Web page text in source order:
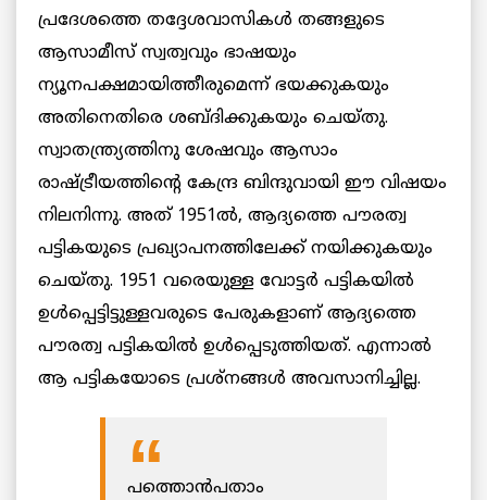
പ്രദേശത്തെ തദ്ദേശവാസികള്‍ തങ്ങളുടെ
ആസാമീസ് സ്വത്വവും ഭാഷയും
ന്യൂനപക്ഷമായിത്തീരുമെന്ന് ഭയക്കുകയും
അതിനെതിരെ ശബ്ദിക്കുകയും ചെയ്തു.
സ്വാതന്ത്ര്യത്തിനു ശേഷവും ആസാം
രാഷ്ട്രീയത്തിന്റെ കേന്ദ്ര ബിന്ദുവായി ഈ വിഷയം
നിലനിന്നു. അത് 1951ല്‍, ആദ്യത്തെ പൗരത്വ
പട്ടികയുടെ പ്രഖ്യാപനത്തിലേക്ക് നയിക്കുകയും
ചെയ്തു. 1951 വരെയുള്ള വോട്ടര്‍ പട്ടികയില്‍
ഉള്‍പ്പെട്ടിട്ടുള്ളവരുടെ പേരുകളാണ് ആദ്യത്തെ
പൗരത്വ പട്ടികയില്‍ ഉള്‍പ്പെടുത്തിയത്. എന്നാല്‍
ആ പട്ടികയോടെ പ്രശ്‌നങ്ങള്‍ അവസാനിച്ചില്ല.
പത്തൊന്‍പതാം